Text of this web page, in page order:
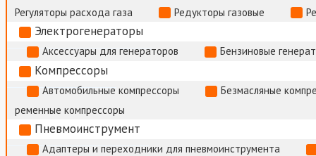
Регуляторы расхода газа
Редукторы газовые
Электрогенераторы
Аксессуары для генераторов Бензиновые
Компрессоры
Автомобильные компрессоры
Безмасляные
ременные компрессоры
Пневмоинструмент
Адаптеры и переходники для пневмоинструмента